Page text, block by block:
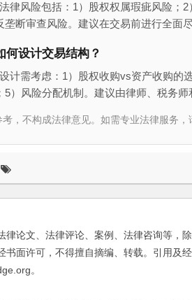
律风险包括：1）股权权属瑕疵风险；
垄断审查风险。建议在交易前进行全面
何设计交易结构？
计需考虑：1）股权收购vs资产收购的
）风险分配机制。建议由律师、税务师
考，不构成法律意见。如需专业法律服务
律论文、法律评论、案例、法律咨询等，
书面许可，不得擅自摘编、转载。引用及
。